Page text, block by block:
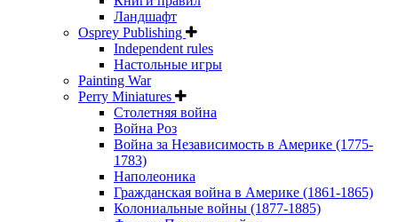
Ландшафт
Osprey Publishing
Independent rules
Настольные игры
Painting War
Perry Miniatures
Столетняя война
Война Роз
Война за Независимость в Америке (1775-
1783)
Наполеоника
Гражданская война в Америке (1861-1865)
Колониальные войны (1877-1885)